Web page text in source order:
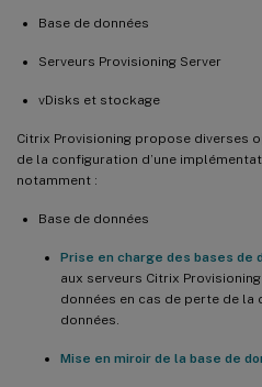
Base de données
Serveurs Provisioning Server
vDisks et stockage
Citrix Provisioning propose diverses
de la configuration d’une
notamment :
Base de données
Prise en charge des bases de
aux serveurs Citrix
données en cas de perte de la
données.
Mise en miroir de la base de